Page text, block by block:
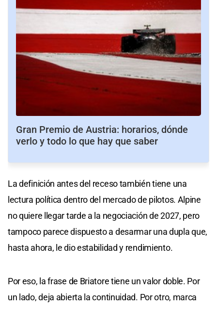
Gran Premio de Austria: horarios, dónde
verlo y todo lo que hay que saber
La definición antes del receso también tiene una
lectura política dentro del mercado de pilotos. Alpine
no quiere llegar tarde a la negociación de 2027, pero
tampoco parece dispuesto a desarmar una dupla que,
hasta ahora, le dio estabilidad y rendimiento.
Por eso, la frase de Briatore tiene un valor doble. Por
un lado, deja abierta la continuidad. Por otro, marca